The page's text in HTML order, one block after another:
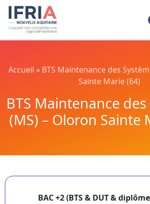
Accueil » BTS Maintenance des
Sainte Marie (64)
BTS Maintenance
(MS) – Oloron Sainte
BAC +2 (BTS & DUT &